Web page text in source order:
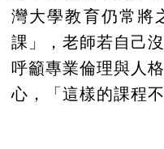
灣大學教育仍常將
課」，老師若自己
呼籲專業倫理與人
心，「這樣的課程